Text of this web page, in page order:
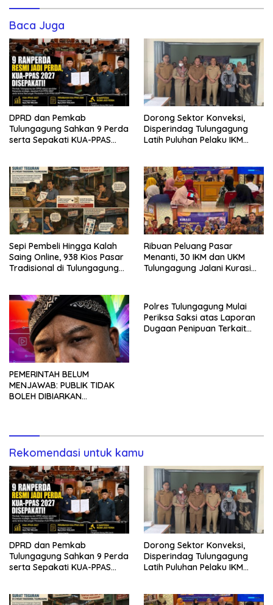
Baca Juga
DPRD dan Pemkab
Tulungagung Sahkan 9 Perda
serta Sepakati KUA-PPAS
Dorong Sektor Konveksi,
Disperindag Tulungagung
Latih Puluhan Pelaku IKM
Sepi Pembeli Hingga Kalah
Saing Online, 938 Kios Pasar
Tradisional di Tulungagung
Ribuan Peluang Pasar
Menanti, 30 IKM dan UKM
Tulungagung Jalani Kurasi
PEMERINTAH BELUM
MENJAWAB: PUBLIK TIDAK
BOLEH DIBIARKAN
Polres Tulungagung Mulai
Periksa Saksi atas Laporan
Dugaan Penipuan Terkait
Rekomendasi untuk kamu
DPRD dan Pemkab
Tulungagung Sahkan 9 Perda
serta Sepakati KUA-PPAS
Dorong Sektor Konveksi,
Disperindag Tulungagung
Latih Puluhan Pelaku IKM